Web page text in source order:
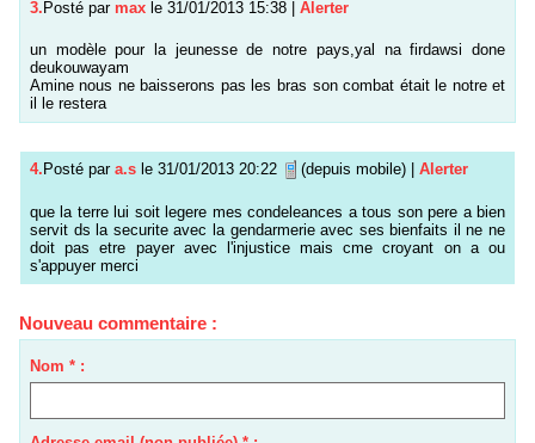
3.Posté par max le 31/01/2013 15:38 | Alerter
un modèle pour la jeunesse de notre pays,yal na firdawsi done
deukouwayam
Amine nous ne baisserons pas les bras son combat était le notre et
il le restera
4. Posté par a.s le 31/01/2013 20:22 (depuis mobile)| Alerter
que la terre lui soit legere mes condeleances a tous son pere a bien
servit ds la securite avec la gendarmerie avec ses bienfaits il ne ne
doit pas etre payer avec l'injustice mais cme croyant on a ou
s'appuyer merci
Nouveau commentaire :
Nom * :